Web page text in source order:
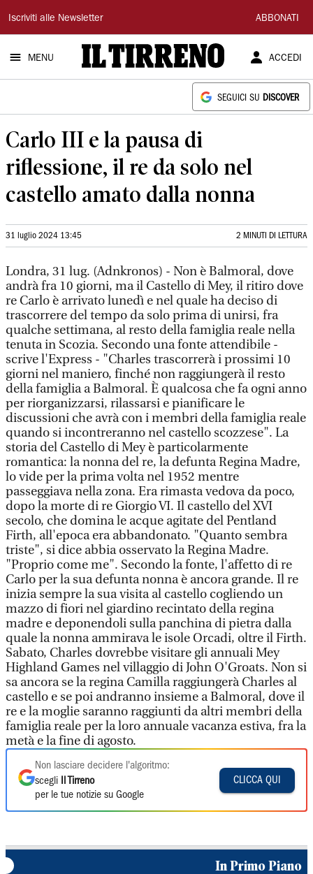
Il
Tirreno
Iscriviti alle Newsletter ABBONATI
MENU ACCEDI
SEGUICI SU DISCOVER
Carlo III e la pausa di
riflessione, il re da solo nel
castello amato dalla nonna
31 luglio 2024 13:45 2 MINUTI DI LETTURA
Londra, 31 lug. (Adnkronos) - Non è Balmoral, dove
andrà fra 10 giorni, ma il Castello di Mey, il ritiro dove
re Carlo è arrivato lunedì e nel quale ha deciso di
trascorrere del tempo da solo prima di unirsi, fra
qualche settimana, al resto della famiglia reale nella
tenuta in Scozia. Secondo una fonte attendibile -
scrive l'Express - "Charles trascorrerà i prossimi 10
giorni nel maniero, finché non raggiungerà il resto
della famiglia a Balmoral. È qualcosa che fa ogni anno
per riorganizzarsi, rilassarsi e pianificare le
discussioni che avrà con i membri della famiglia reale
quando si incontreranno nel castello scozzese". La
storia del Castello di Mey è particolarmente
romantica: la nonna del re, la defunta Regina Madre,
lo vide per la prima volta nel 1952 mentre
passeggiava nella zona. Era rimasta vedova da poco,
dopo la morte di re Giorgio VI. Il castello del XVI
secolo, che domina le acque agitate del Pentland
Firth, all'epoca era abbandonato. "Quanto sembra
triste", si dice abbia osservato la Regina Madre.
"Proprio come me". Secondo la fonte, l'affetto di re
Carlo per la sua defunta nonna è ancora grande. Il re
inizia sempre la sua visita al castello cogliendo un
mazzo di fiori nel giardino recintato della regina
madre e deponendoli sulla panchina di pietra dalla
quale la nonna ammirava le isole Orcadi, oltre il Firth.
Sabato, Charles dovrebbe visitare gli annuali Mey
Highland Games nel villaggio di John O'Groats. Non si
sa ancora se la regina Camilla raggiungerà Charles al
castello e se poi andranno insieme a Balmoral, dove il
re e la moglie saranno raggiunti da altri membri della
famiglia reale per la loro annuale vacanza estiva, fra la
metà e la fine di agosto.
Non lasciare decidere l'algoritmo:
scegli
Il Tirreno
per le tue notizie su Google
CLICCA QUI
In Primo Piano